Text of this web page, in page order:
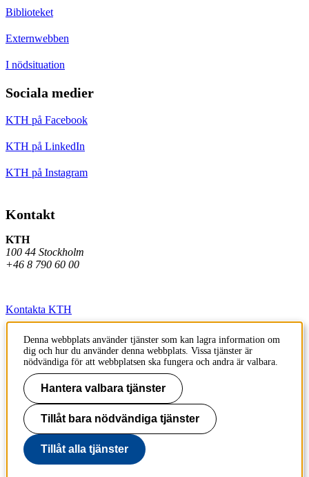
Biblioteket
Externwebben
I nödsituation
Sociala medier
KTH på Facebook
KTH på LinkedIn
KTH på Instagram
Kontakt
KTH
100 44 Stockholm
+46 8 790 60 00
Kontakta KTH
Jobba på KTH
Press och media
Faktura och betalning KTH
Om KTH:s webbplatser
Tillgänglighetsredogörelse
Denna webbplats använder tjänster som kan lagra information om
dig och hur du använder denna webbplats. Vissa tjänster är
nödvändiga för att webbplatsen ska fungera och andra är valbara.
Hantera valbara tjänster
Tillåt bara nödvändiga tjänster
Tillåt alla tjänster